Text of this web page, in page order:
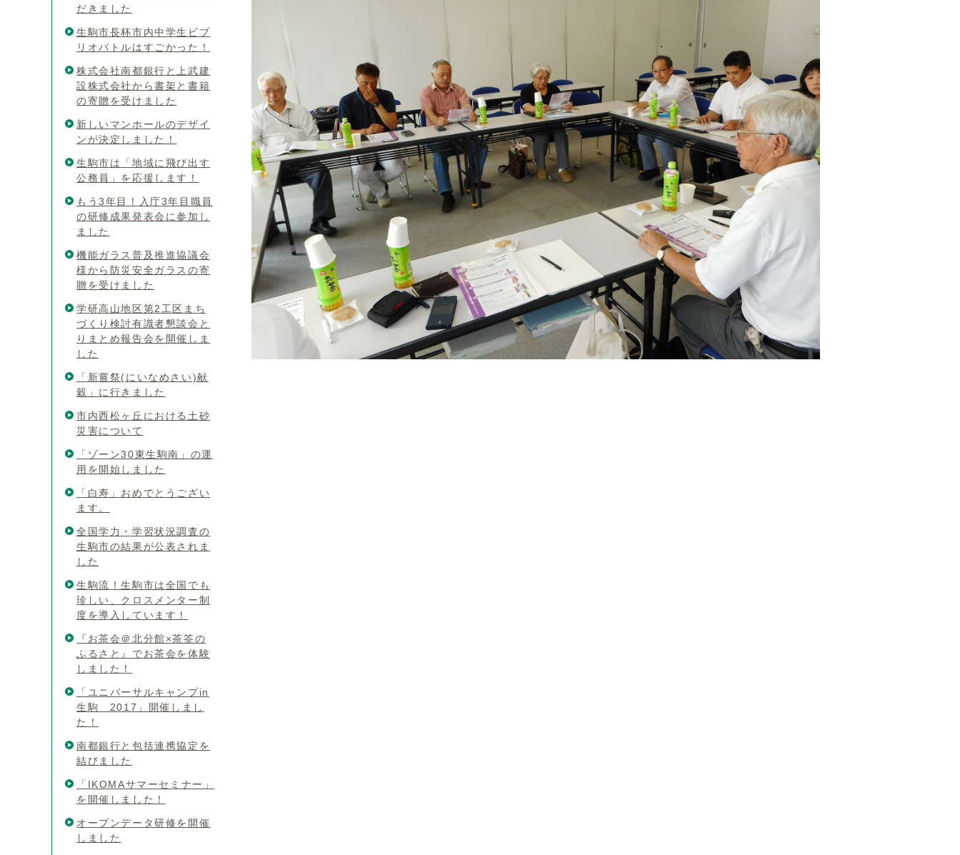
だきました
生駒市長杯市内中学生ビブ
リオバトルはすごかった！
株式会社南都銀行と上武建
設株式会社から書架と書籍
の寄贈を受けました
新しいマンホールのデザイ
ンが決定しました！
生駒市は「地域に飛び出す
公務員」を応援します！
もう3年目！入庁3年目職員
の研修成果発表会に参加し
ました
機能ガラス普及推進協議会
様から防災安全ガラスの寄
贈を受けました
学研高山地区第2工区まち
づくり検討有識者懇談会と
りまとめ報告会を開催しま
した
「新嘗祭(にいなめさい)献
穀」に行きました
市内西松ヶ丘における土砂
災害について
「ゾーン30東生駒南」の運
用を開始しました
「白寿」おめでとうござい
ます。
全国学力・学習状況調査の
生駒市の結果が公表されま
した
生駒流！生駒市は全国でも
珍しい、クロスメンター制
度を導入しています！
『お茶会＠北分館×茶筌の
ふるさと』でお茶会を体験
しました！
「ユニバーサルキャンプin
生駒 2017」開催しまし
た！
南都銀行と包括連携協定を
結びました
「IKOMAサマーセミナー」
を開催しました！
オープンデータ研修を開催
しました